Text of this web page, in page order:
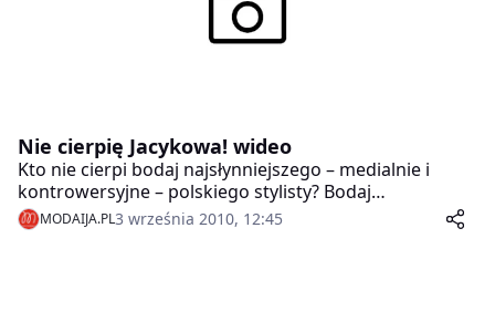
Nie cierpię Jacykowa! wideo
Kto nie cierpi bodaj najsłynniejszego – medialnie i
kontrowersyjne – polskiego stylisty? Bodaj
najsłynniejsza polska projektantka.Zobacz i posłuchaj,
co na temat Tomasza Jacykowa ma do powiedzenia
MODAIJA.PL3 września 2010, 12:45